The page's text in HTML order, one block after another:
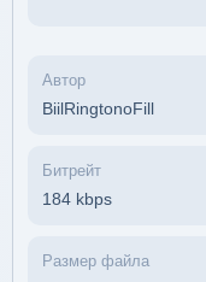
Автор
BiilRingtonoFill
Битрейт
184 kbps
Размер файла